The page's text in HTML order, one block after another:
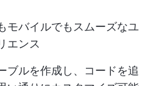
モバイルでもスムーズなユ
エンス
ブルを作成し、コードを追